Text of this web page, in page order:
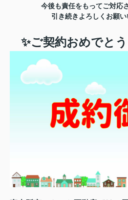
今後も責任をもってご対応
引き続きよろしくお願い
✨ご契約おめでと